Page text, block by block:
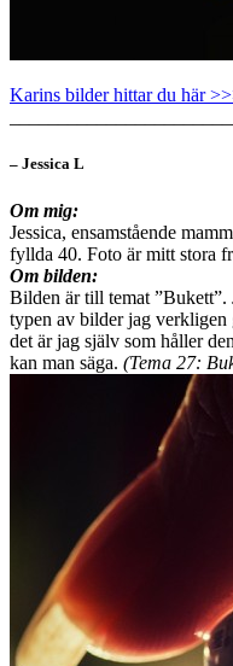
Karins bilder hittar du här
– Jessica L
Om mig:
Jessica, ensamstående
fyllda 40. Foto är mitt stora
Om bilden:
Bilden är till temat ”Bukett”.
typen av bilder jag verkligen
det är jag själv som håller
kan man säga. (Tema 27: